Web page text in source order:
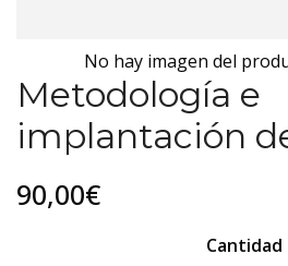
No hay imagen del
Metodología e
implantación
90,00€
Cantidad